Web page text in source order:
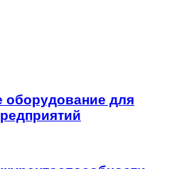
оборудование для